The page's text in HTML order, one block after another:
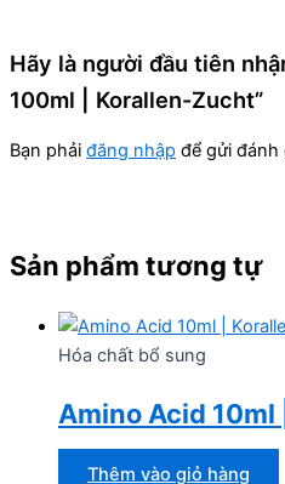
Hãy là người đầu tiên
100ml | Korallen-Zucht”
Bạn phải đăng nhập để gửi đánh
Sản phẩm tương tự
Hóa chất bổ sung
Amino Acid
Thêm vào giỏ hàng